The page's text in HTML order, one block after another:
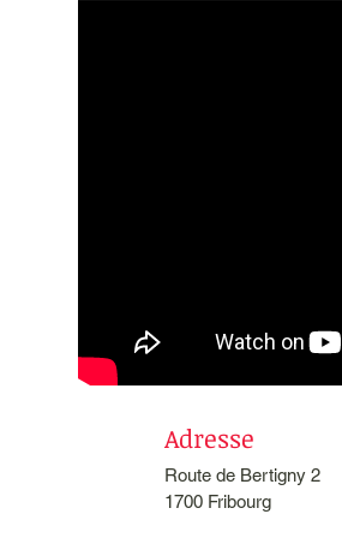
Adresse
Route de Bertigny 2
1700 Fribourg